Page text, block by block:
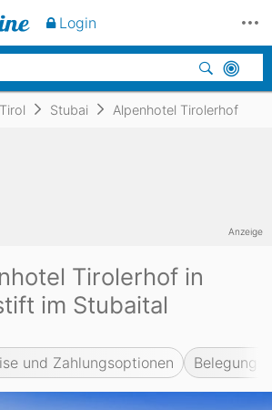
Tirol Stubai Alpenhotel Tirolerhof
Tirolerhof in
im Stubaital
und Zahlungsoptionen
Anzeige
Login